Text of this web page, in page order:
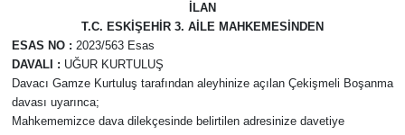
İLAN
T.C. ESKİŞEHİR 3. AİLE MAHKEMESİNDEN
ESAS NO : 2023/563 Esas
DAVALI : UĞUR KURTULUŞ
Davacı Gamze Kurtuluş tarafından aleyhinize açılan Çekişmeli Boşanma
davası uyarınca;
Mahkememizce dava dilekçesinde belirtilen adresinize davetiye
Ekonomi
Sağlık
Yaşam
Son Dakika Haberleri
Haber Arşivi